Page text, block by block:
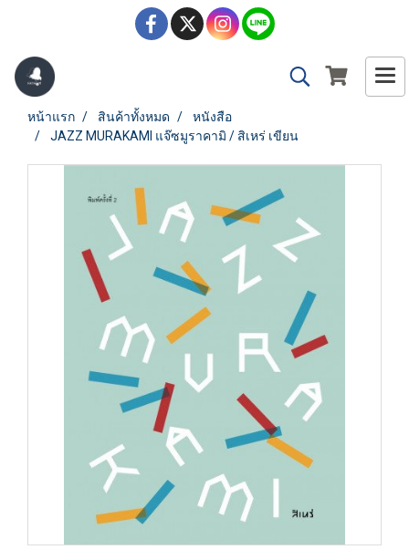
หน้าแรก สินค้าทั้งหมด
หนังสือ
JAZZ MURAKAMI แจ๊ซมูราคามิ / สิเหร่ เขียน